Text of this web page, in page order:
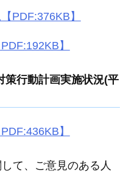
PDF:376KB】
】
策行動計画実施状況(平
】
て、ご意見のある人